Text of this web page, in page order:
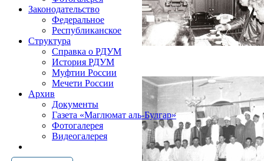
Законодательство
Федеральное
Республиканское
Структура
Справка о РДУМ
История РДУМ
Муфтии России
Мечети России
Архив
Документы
Газета «Маглюмат аль-Булгар»
Фотогалерея
Видеогалерея